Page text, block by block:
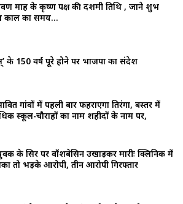
माह के कृष्ण पक्ष की दशमी तिथि , जाने शुभ
का समय…
के 150 वर्ष पूरे होने पर भाजपा का संदेश
गांवों में पहली बार फहराएगा तिरंगा, बस्तर में
स्कूल-चौराहों का नाम शहीदों के नाम पर,
के सिर पर वॉशबेसिन उखाड़कर मारीः क्लिनिक में
तो भड़के आरोपी, तीन आरोपी गिरफ्तार